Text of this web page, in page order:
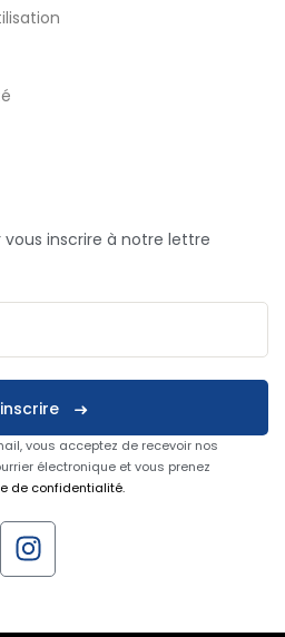
vous inscrire à notre lettre
vous acceptez de recevoir nos
électronique et vous prenez
de confidentialité.